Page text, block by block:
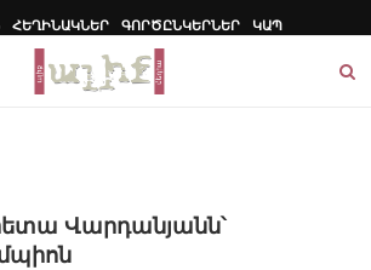
ՀԵՂԻՆԱԿՆԵՐ ԳՈՐԾԸՆԿԵՐՆԵՐ ԿԱՊ
Վարդանյանն՝